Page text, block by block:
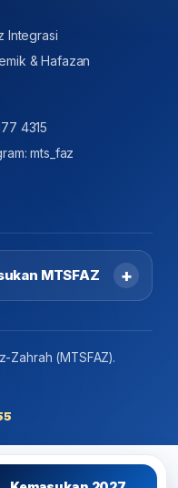
Integrasi
& Hafazan
4315
mts_faz
MTSFAZ
Zahrah (MTSFAZ).